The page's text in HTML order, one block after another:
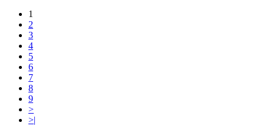
1
2
3
4
5
6
7
8
9
>
>|